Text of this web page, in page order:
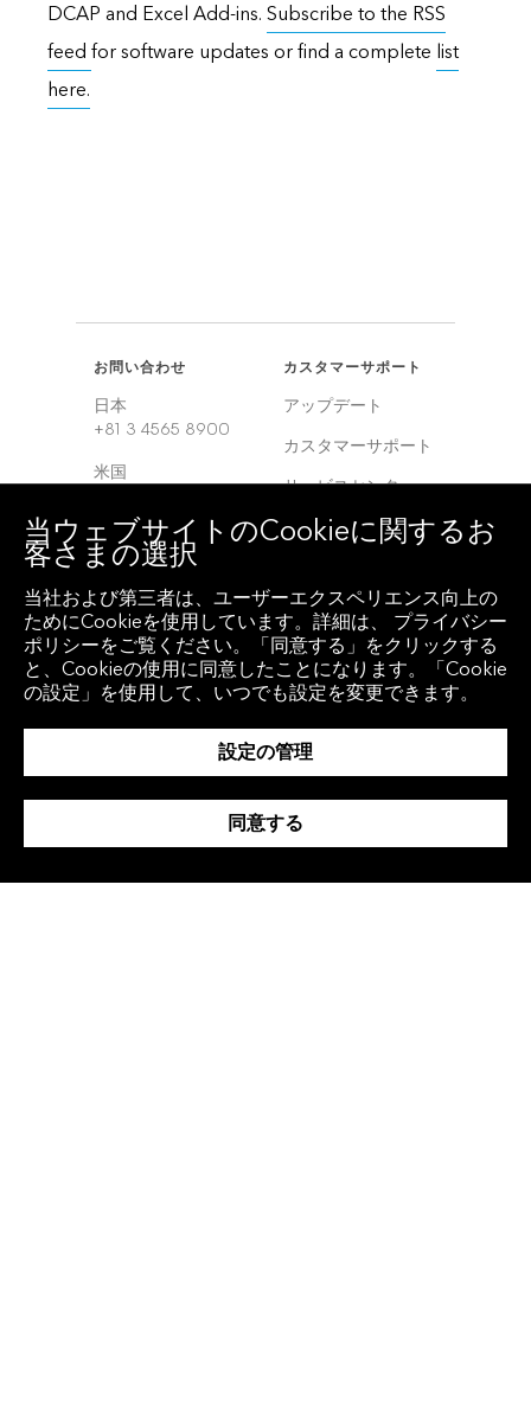
DCAP and Excel Add-ins. Subscribe to the RSS
feed for software updates or find a complete list
here.
お問い合わせ
日本
+81 3 4565 8900
米国
ヨーロッパ
+44 20 7330 7500
アジア
+65 6212 1000
カスタマーサポート
アップデート
カスタマーサポート
サービスセンター
クライアント アクセ
Anywhere
地域
グローバル
韓国
中国
当ウェブサイトのCookieに関するお
客さまの選択
当社および第三者は、ユーザーエクスペリエンス向上の
ためにCookieを使用しています。詳細は、 プライバシー
ポリシーをご覧ください。「同意する」をクリックする
と、Cookieの使用に同意したことになります。「Cookie
の設定」を使用して、いつでも設定を変更できます。
設定の管理
同意する